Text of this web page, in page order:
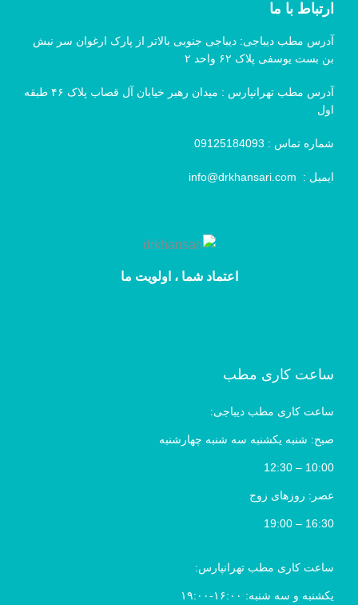
ارتباط با ما
آدرس مطب دیباجی: دیباجی جنوبی بالاتر از پارک ارغوان سر نبش
بن بست یوسفی پلاک ۶۲ واحد ۲
آدرس مطب تهرانپارس : میدان رهبر خیابان آل قصاب پلاک ۴۶ طبقه
اول
شماره تماس :
ایمیل : info@drkhansari.com
اعتماد شما ، اولویت ما
ساعت کاری مطب
ساعت کاری مطب دیباجی:
صبح: شنبه یکشنبه سه شنبه چهارشنبه
10:00 – 12:30
عصر: روزهای زوج
16:30 – 19:00
ساعت کاری مطب تهرانپارس:
یکشنبه و سه شنبه: ۱۶:۰۰-۱۹:۰۰